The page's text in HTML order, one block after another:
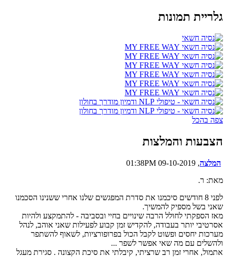
גלריית תמונות
צפה בהכל
הצבעות והמלצות
המלצה, 09-10-2019 01:38PM
מאת: ר.
לפני 8 חודשים סיכמנו את סדרת המפגשים שלנו אחרי ששנינו הסכמנו
שאני בשל מספיק להמשיך.
מאז הספקתי לחולל הרבה שינויים בחיי ובסביבה - להתמקצע ולהיות
אסרטיבי יותר בעבודה, להקדיש זמן קבוע לפעילות שאני אוהב, לנהל
מערכות יחסים ופשוט לקבל הכול בפרופורציות, לשאוף להשתפר
ולהשלים עם מה שאי אפשר לשפר ...
אתמול, אחרי זמן רב שרציתי, קיבלתי את סיכת הקצונה . סגירת מעגל